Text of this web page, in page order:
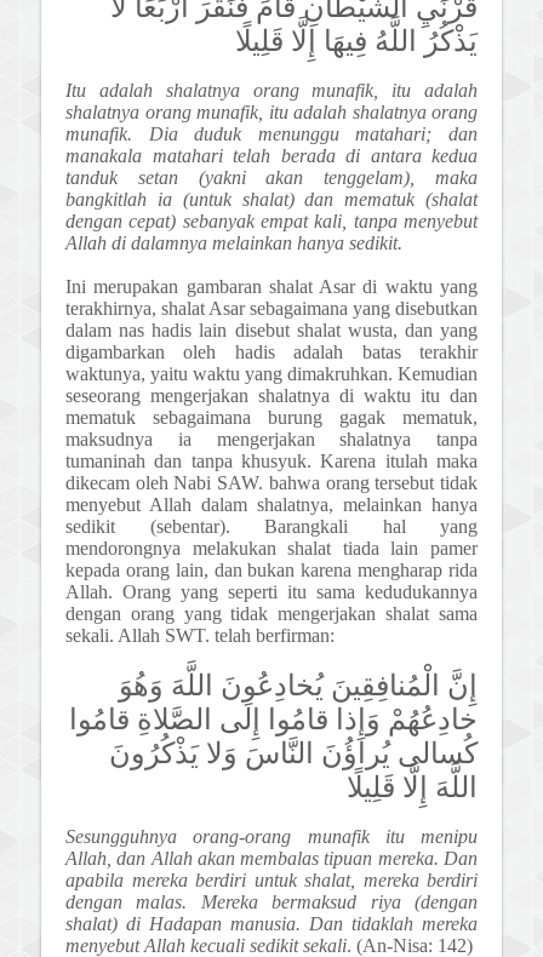
قَرْنَيِ الشَّيْطَانِ قَامَ فَنَقَرَ أَرْبَعًا لَا
يَذْكُرُ اللَّهُ فِيهَا إِلَّا قَلِيلًا
Itu adalah shalatnya orang munafik, itu adalah
shalatnya orang munafik, itu adalah shalatnya orang
munafik. Dia duduk menunggu matahari; dan
manakala matahari telah berada di antara kedua
tanduk setan (yakni akan tenggelam), maka
bangkitlah ia (untuk shalat) dan mematuk (shalat
dengan cepat) sebanyak empat kali, tanpa menyebut
Allah di dalamnya melainkan hanya sedikit.
Ini merupakan gambaran shalat Asar di waktu yang
terakhirnya, shalat Asar sebagaimana yang disebutkan
dalam nas hadis lain disebut shalat wusta, dan yang
digambarkan oleh hadis adalah batas terakhir
waktunya, yaitu waktu yang dimakruhkan. Kemudian
seseorang mengerjakan shalatnya di waktu itu dan
mematuk sebagaimana burung gagak mematuk,
maksudnya ia mengerjakan shalatnya tanpa
tumaninah dan tanpa khusyuk. Karena itulah maka
dikecam oleh Nabi SAW. bahwa orang tersebut tidak
menyebut Allah dalam shalatnya, melainkan hanya
sedikit (sebentar). Barangkali hal yang
mendorongnya melakukan shalat tiada lain pamer
kepada orang lain, dan bukan karena mengharap rida
Allah. Orang yang seperti itu sama kedudukannya
dengan orang yang tidak mengerjakan shalat sama
sekali. Allah SWT. telah berfirman:
إِنَّ الْمُنافِقِينَ يُخادِعُونَ اللَّهَ وَهُوَ
خادِعُهُمْ وَإِذا قامُوا إِلَى الصَّلاةِ قامُوا
كُسالى يُراؤُنَ النَّاسَ وَلا يَذْكُرُونَ
اللَّهَ إِلَّا قَلِيلًا
Sesungguhnya orang-orang munafik itu menipu
Allah, dan Allah akan membalas tipuan mereka. Dan
apabila mereka berdiri untuk shalat, mereka berdiri
dengan malas. Mereka bermaksud riya (dengan
shalat) di Hadapan manusia. Dan tidaklah mereka
menyebut Allah kecuali sedikit sekali. (An-Nisa: 142)